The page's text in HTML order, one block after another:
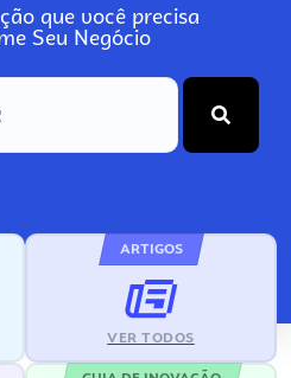
que você precisa
Seu Negócio
ARTIGOS
VER TODOS